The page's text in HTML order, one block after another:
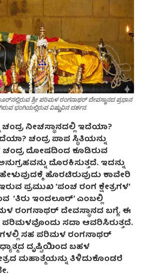
ಶ್ರೀ ಪರಿಮಳ ರಂಗನಾಥರ್ ದೇವಸ್ಥಾನದ ಪ್ರಧಾನ
ಭಂಗಿಯಲ್ಲಿರುವ ವಿಷ್ಣುವಿನ ದರ್ಶನ.
ಚಂದ್ರ ನೀಚಸ್ಥಾನದಲ್ಲಿ ಇದೆಯಾ?
ಚಂದ್ರ ಪಾಪ ಸ್ಥಿತಿಯನ್ನು
ಚಂದ್ರ ದೋಷದಿಂದ ಕೂಡಿರುವ
ದೊರಕಿಸುತ್ತದೆ. ಇದನ್ನು
ಹೊರಟಿರುವುದು ಕಾವೇರಿ
ಪ್ರಮುಖ ‘ಪಂಚ ರಂಗ ಕ್ಷೇತ್ರಗಳ’
‘ತಿರು ಇಂದಲೂರ್’ ಎಂಬಲ್ಲಿ
ರಂಗನಾಥರ್ ದೇವಸ್ಥಾನದ ಬಗ್ಗೆ. ಈ
ಪರಿಮಳವೊಂದು ಸದಾ ಆವರಿಸಿರುತ್ತದೆ.
ಸಹ ಪರಿಮಳ ರಂಗನಾಥರ್
ದೃಷ್ಟಿಯಿಂದ ಬಹಳ
ಮಹಾತ್ಮೆಯನ್ನು ತಿಳಿದುಕೊಂಡರೆ